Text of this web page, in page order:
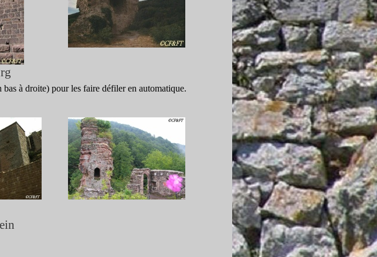
droite) pour les faire défiler en automatique.